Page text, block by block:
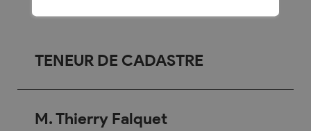
TENEUR DE CADASTRE
M. Thierry Falquet